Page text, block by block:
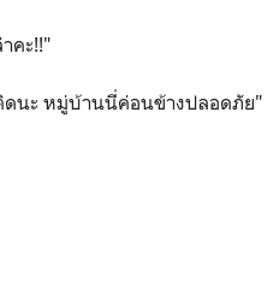
คะ!!"
นะ หมู่บ้านนี่ค่อนข้างปลอดภัย"